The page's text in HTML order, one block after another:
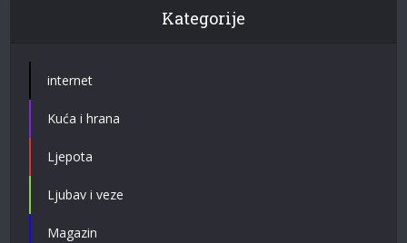
Kategorije
internet
Kuća i hrana
Ljepota
Ljubav i veze
Magazin